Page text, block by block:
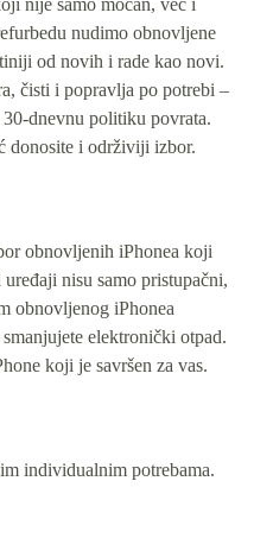
nudimo obnovljene
od novih i rade kao novi.
čisti i popravlja po potrebi –
dnevnu politiku povrata.
donosite i održiviji izbor.
obnovljenih iPhonea koji
nisu samo pristupačni,
obnovljenog iPhonea
elektronički otpad.
koji je savršen za vas.
individualnim potrebama.